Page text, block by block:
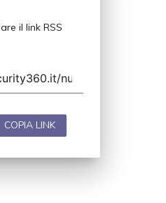
il link RSS
COPIA LINK